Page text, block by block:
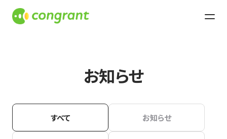
お知らせ
すべて お知らせ